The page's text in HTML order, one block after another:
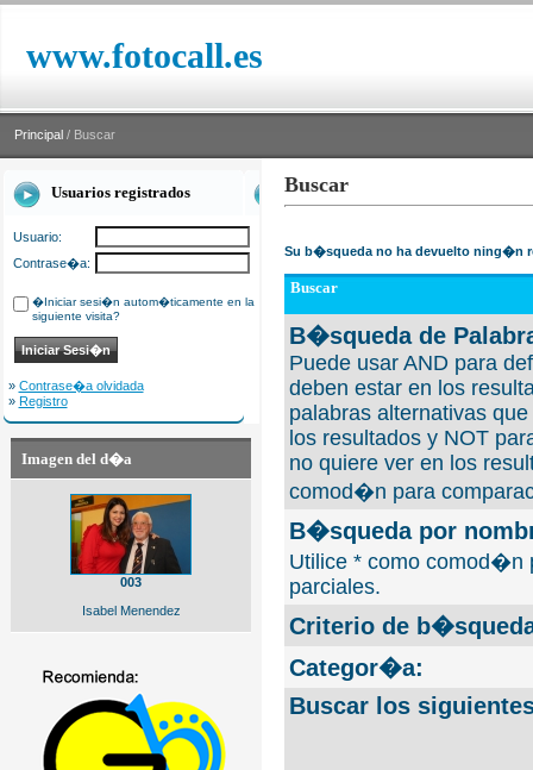
www.fotocall.es
Principal / Buscar
Usuarios registrados
Usuario:
Contrase�a:
�Iniciar sesi�n autom�ticamente en la
siguiente visita?
» Contrase�a olvidada
» Registro
Imagen del d�a
003
Isabel Menendez
Buscar
Su b�squeda no ha devuelto ning�n
Buscar
B�squeda de
Puede usar AND para
deben estar en los
palabras alternativas
los resultados y NOT
no quiere ver en los
comod�n para
B�squeda por
Utilice * como comod�n
parciales.
Criterio de
Categor�a:
Buscar los